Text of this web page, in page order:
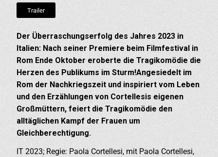
Trailer
Der Überraschungserfolg des Jahres 2023 in
Italien: Nach seiner Premiere beim Filmfestival in
Rom Ende Oktober eroberte die Tragikomödie die
Herzen des Publikums im Sturm!Angesiedelt im
Rom der Nachkriegszeit und inspiriert vom Leben
und den Erzählungen von Cortellesis eigenen
Großmüttern, feiert die Tragikomödie den
alltäglichen Kampf der Frauen um
Gleichberechtigung.
IT 2023; Regie: Paola Cortellesi, mit Paola Cortellesi,